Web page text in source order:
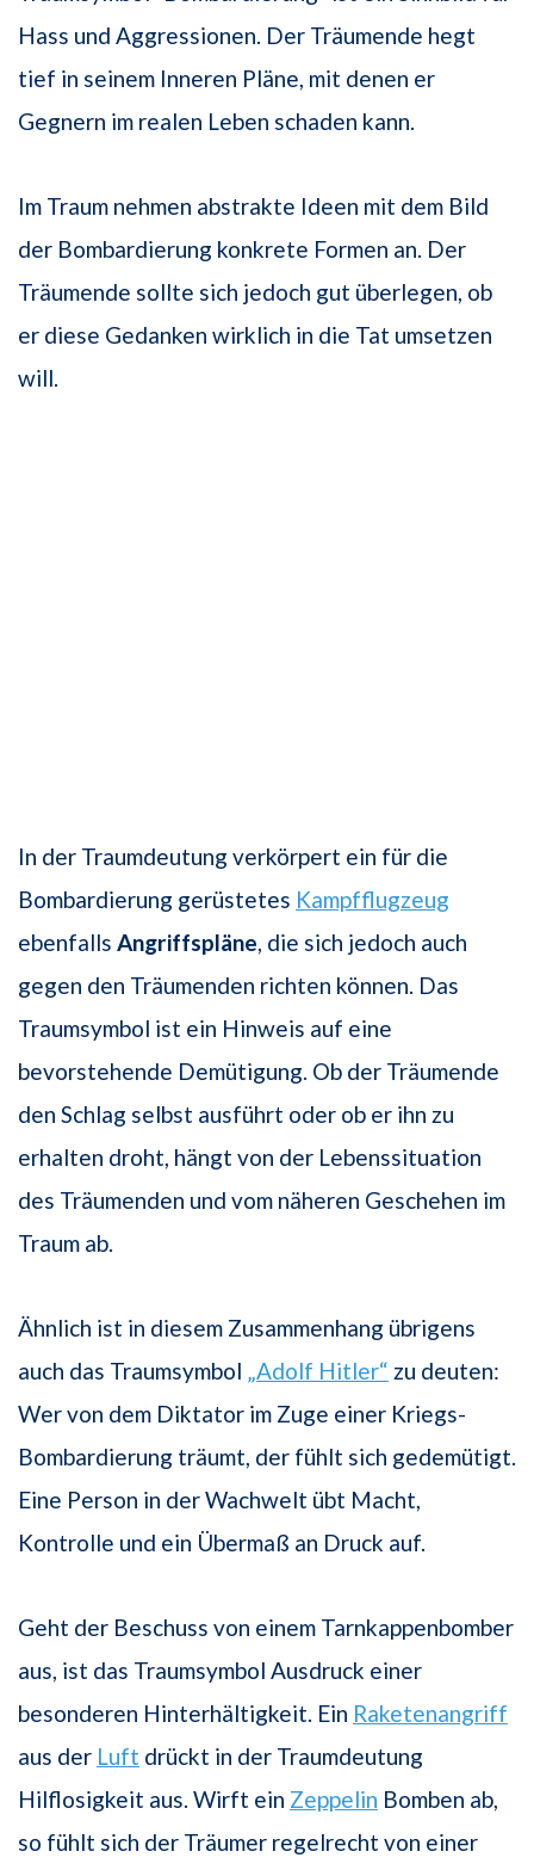
Hass und Aggressionen. Der Träumende hegt
tief in seinem Inneren Pläne, mit denen er
Gegnern im realen Leben schaden kann.
Im Traum nehmen abstrakte Ideen mit dem Bild
der Bombardierung konkrete Formen an. Der
Träumende sollte sich jedoch gut überlegen, ob
er diese Gedanken wirklich in die Tat umsetzen
will.
In der Traumdeutung verkörpert ein für die
Bombardierung gerüstetes Kampfflugzeug
ebenfalls Angriffspläne, die sich jedoch auch
gegen den Träumenden richten können. Das
Traumsymbol ist ein Hinweis auf eine
bevorstehende Demütigung. Ob der Träumende
den Schlag selbst ausführt oder ob er ihn zu
erhalten droht, hängt von der Lebenssituation
des Träumenden und vom näheren Geschehen im
Traum ab.
Ähnlich ist in diesem Zusammenhang übrigens
auch das Traumsymbol „Adolf Hitler“ zu deuten:
Wer von dem Diktator im Zuge einer Kriegs-
Bombardierung träumt, der fühlt sich gedemütigt.
Eine Person in der Wachwelt übt Macht,
Kontrolle und ein Übermaß an Druck auf.
Geht der Beschuss von einem Tarnkappenbomber
aus, ist das Traumsymbol Ausdruck einer
besonderen Hinterhältigkeit. Ein Raketenangriff
aus der Luft drückt in der Traumdeutung
Hilflosigkeit aus. Wirft ein Zeppelin Bomben ab,
so fühlt sich der Träumer regelrecht von einer